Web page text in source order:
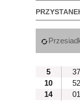
5
10
14